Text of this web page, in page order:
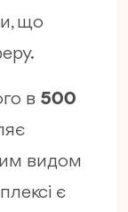
що
в 500
видом
є